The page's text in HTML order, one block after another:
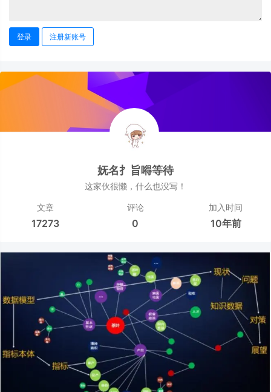
登录 注册新账号
妩名扌旨嘚等待
这家伙很懒，什么也没写！
文章
17273
评论
0
加入时间
10年前